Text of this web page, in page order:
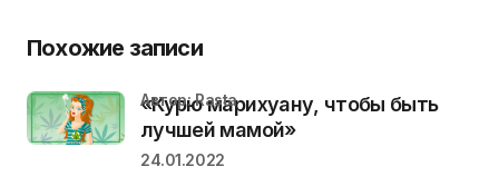
Похожие записи
«Курю марихуану, чтобы быть
лучшей мамой»
Автор: Rasta
24.01.2022